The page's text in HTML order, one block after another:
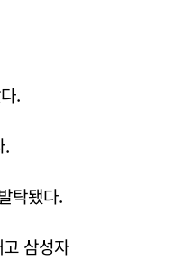
.
.
탁됐다.
삼성자